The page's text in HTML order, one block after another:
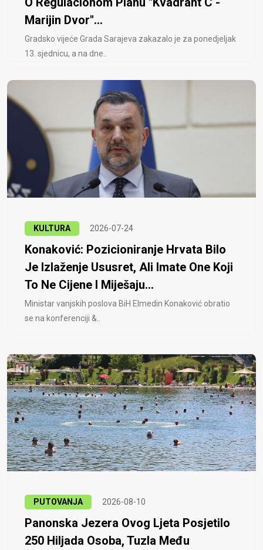
Marijin Dvor"...
Gradsko vijeće Grada Sarajeva zakazalo je za ponedjeljak
13. sjednicu, a na dne..
KULTURA 2026-07-24
Konaković: Pozicioniranje Hrvata Bilo
Je Izlaženje Ususret, Ali Imate One Koji
To Ne Cijene I Miješaju...
Ministar vanjskih poslova BiH Elmedin Konaković obratio
se na konferenciji &..
PUTOVANJA 2026-08-10
Panonska Jezera Ovog Ljeta Posjetilo
250 Hiljada Osoba, Tuzla Među